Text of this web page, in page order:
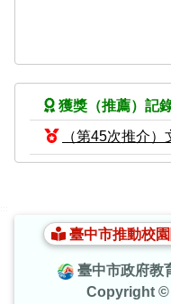
獲獎（推薦）記
（第45次推介
臺中市推動校
臺中市政府教
Copyright ©